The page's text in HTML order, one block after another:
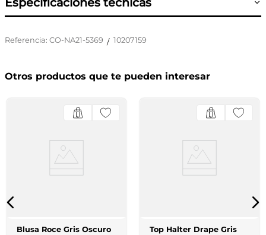
Referencia: CO-NA21-5369 / 10207159
Otros productos que te pueden interesar
Blusa Roce Gris Oscuro
Top Halter Drape Gris